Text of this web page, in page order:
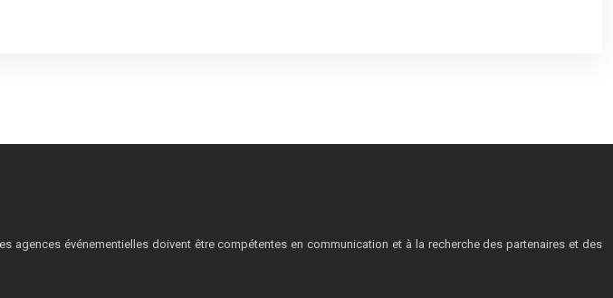
événementielles doivent être compétentes en communication et à la recherche des partenaires et des